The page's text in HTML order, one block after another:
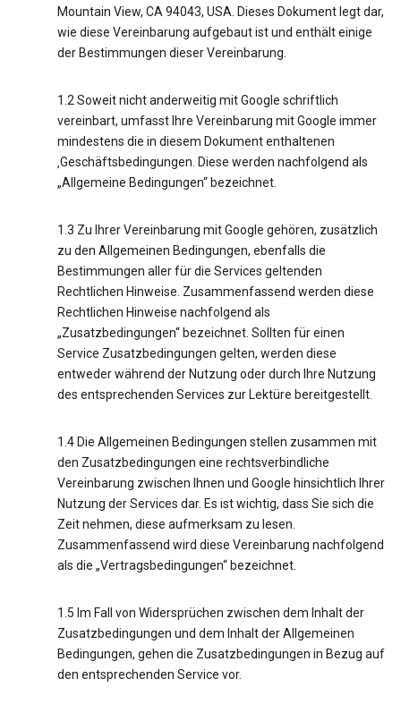
Mountain View, CA 94043, USA. Dieses Dokument legt dar,
wie diese Vereinbarung aufgebaut ist und enthält einige
der Bestimmungen dieser Vereinbarung.
1.2 Soweit nicht anderweitig mit Google schriftlich
vereinbart, umfasst Ihre Vereinbarung mit Google immer
mindestens die in diesem Dokument enthaltenen
‚Geschäftsbedingungen. Diese werden nachfolgend als
„Allgemeine Bedingungen“ bezeichnet.
1.3 Zu Ihrer Vereinbarung mit Google gehören, zusätzlich
zu den Allgemeinen Bedingungen, ebenfalls die
Bestimmungen aller für die Services geltenden
Rechtlichen Hinweise. Zusammenfassend werden diese
Rechtlichen Hinweise nachfolgend als
„Zusatzbedingungen“ bezeichnet. Sollten für einen
Service Zusatzbedingungen gelten, werden diese
entweder während der Nutzung oder durch Ihre Nutzung
des entsprechenden Services zur Lektüre bereitgestellt.
1.4 Die Allgemeinen Bedingungen stellen zusammen mit
den Zusatzbedingungen eine rechtsverbindliche
Vereinbarung zwischen Ihnen und Google hinsichtlich Ihrer
Nutzung der Services dar. Es ist wichtig, dass Sie sich die
Zeit nehmen, diese aufmerksam zu lesen.
Zusammenfassend wird diese Vereinbarung nachfolgend
als die „Vertragsbedingungen“ bezeichnet.
1.5 Im Fall von Widersprüchen zwischen dem Inhalt der
Zusatzbedingungen und dem Inhalt der Allgemeinen
Bedingungen, gehen die Zusatzbedingungen in Bezug auf
den entsprechenden Service vor.